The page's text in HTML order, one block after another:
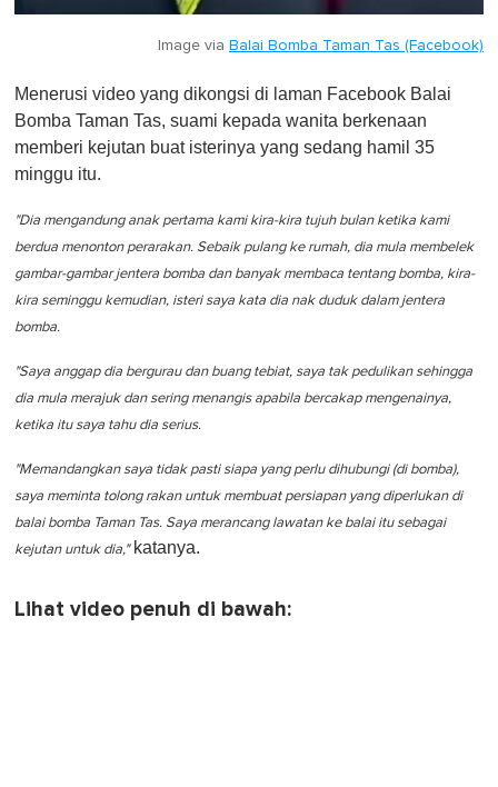
Image via Balai Bomba Taman Tas (Facebook)
Menerusi video yang dikongsi di laman Facebook Balai
Bomba Taman Tas, suami kepada wanita berkenaan
memberi kejutan buat isterinya yang sedang hamil 35
minggu itu.
"Dia mengandung anak pertama kami kira-kira tujuh bulan ketika kami
berdua menonton perarakan. Sebaik pulang ke rumah, dia mula membelek
gambar-gambar jentera bomba dan banyak membaca tentang bomba, kira-
kira seminggu kemudian, isteri saya kata dia nak duduk dalam jentera
bomba.
"Saya anggap dia bergurau dan buang tebiat, saya tak pedulikan sehingga
dia mula merajuk dan sering menangis apabila bercakap mengenainya,
ketika itu saya tahu dia serius.
"Memandangkan saya tidak pasti siapa yang perlu dihubungi (di bomba),
saya meminta tolong rakan untuk membuat persiapan yang diperlukan di
balai bomba Taman Tas. Saya merancang lawatan ke balai itu sebagai
kejutan untuk dia,"katanya.
Lihat video penuh di bawah: